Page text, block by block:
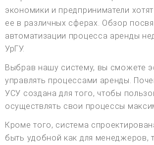
экономики и предприниматели
ее в различных сферах. Обзор
автоматизации процесса аренды
УрГУ.
Выбрав нашу систему, вы сможете
управлять процессами аренды.
УСУ создана для того, чтобы
осуществлять свои процессы
Кроме того, система
быть удобной как для менеджеров,